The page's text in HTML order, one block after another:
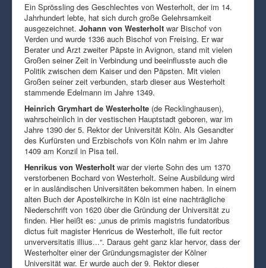
Ein Sprössling des Geschlechtes von Westerholt, der im 14.
Jahrhundert lebte, hat sich durch große Gelehrsamkeit
ausgezeichnet. Johann von Westerholt war Bischof von
Verden und wurde 1336 auch Bischof von Freising. Er war
Berater und Arzt zweiter Päpste in Avignon, stand mit vielen
Großen seiner Zeit in Verbindung und beeinflusste auch die
Politik zwischen dem Kaiser und den Päpsten. Mit vielen
Großen seiner zeit verbunden, starb dieser aus Westerholt
stammende Edelmann im Jahre 1349.
Heinrich Grymhart de Westerholte (de Recklinghausen),
wahrscheinlich in der vestischen Hauptstadt geboren, war im
Jahre 1390 der 5. Rektor der Universität Köln. Als Gesandter
des Kurfürsten und Erzbischofs von Köln nahm er im Jahre
1409 am Konzil in Pisa teil.
Henrikus von Westerholt war der vierte Sohn des um 1370
verstorbenen Bochard von Westerholt. Seine Ausbildung wird
er in ausländischen Universitäten bekommen haben. In einem
alten Buch der Apostelkirche in Köln ist eine nachträgliche
Niederschrift von 1620 über die Gründung der Universität zu
finden. Hier heißt es: „unus de primis magistris fundatoribus
dictus fuit magister Henricus de Westerholt, ille fuit rector
unverversitatis illius...“. Daraus geht ganz klar hervor, dass der
Westerholter einer der Gründungsmagister der Kölner
Universität war. Er wurde auch der 9. Rektor dieser